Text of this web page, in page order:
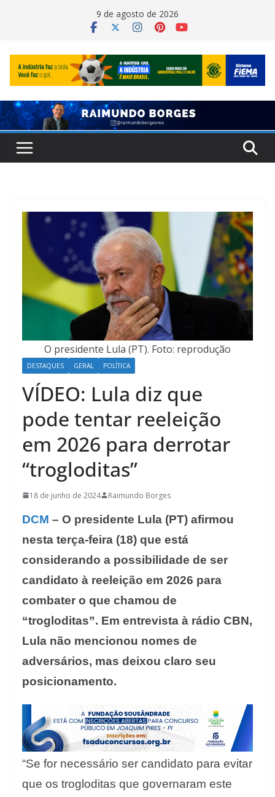
9 de agosto de 2026
O presidente Lula (PT). Foto: reprodução
DESTAQUES GERAL POLÍTICA
VÍDEO: Lula diz que
pode tentar reeleição
em 2026 para derrotar
“trogloditas”
18 de junho de 2024 Raimundo Borges
DCM – O presidente Lula (PT) afirmou
nesta terça-feira (18) que está
considerando a possibilidade de ser
candidato à reeleição em 2026 para
combater o que chamou de
“trogloditas”. Em entrevista à rádio CBN,
Lula não mencionou nomes de
adversários, mas deixou claro seu
posicionamento.
“Se for necessário ser candidato para evitar
que os trogloditas que governaram este